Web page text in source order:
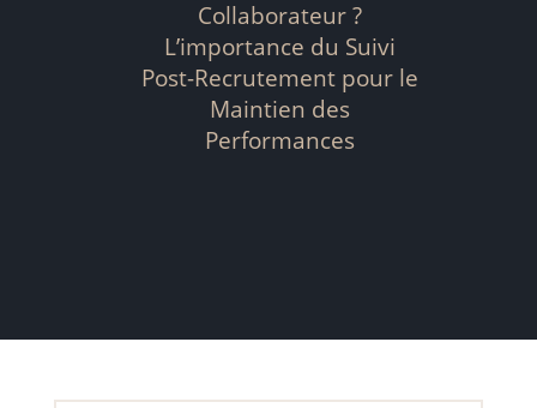
Collaborateur ?
L’importance du Suivi
Post-Recrutement pour le
Maintien des
Performances